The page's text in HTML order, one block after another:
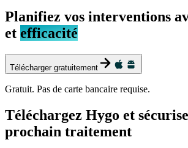
Planifiez vos interventions
et efficacité
Télécharger gratuitement
Gratuit. Pas de carte bancaire requise.
Téléchargez Hygo et
prochain traitement